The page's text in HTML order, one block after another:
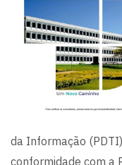
da Informação
conformidade com a